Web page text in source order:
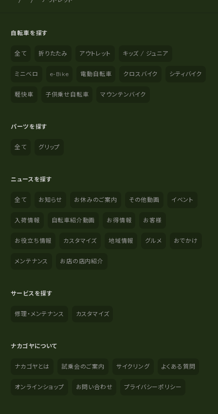
自転車を探す
全て 折りたたみ アウトレット キッズ / ジュニア
ミニベロ e-Bike 電動自転車 クロスバイク シティバイク
軽快車 子供乗せ自転車 マウンテンバイク
パーツを探す
全て グリップ
ニュースを探す
全て お知らせ お休みのご案内 その他動画 イベント
入荷情報 自転車紹介動画 お得情報 お客様
お役立ち情報 カスタマイズ 地域情報 グルメ おでかけ
メンテナンス お店の店内紹介
サービスを探す
修理・メンテナンス カスタマイズ
ナカゴヤについて
ナカゴヤとは 試乗会のご案内 サイクリング よくある質問
オンラインショップ お問い合わせ プライバシーポリシー